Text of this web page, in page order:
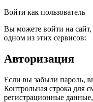
Войти как пользователь
Вы можете войти на
одном из этих сервисов:
Авторизация
Если вы забыли пароль,
Контрольная строка для
регистрационные